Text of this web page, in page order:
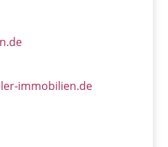
immobilien.de